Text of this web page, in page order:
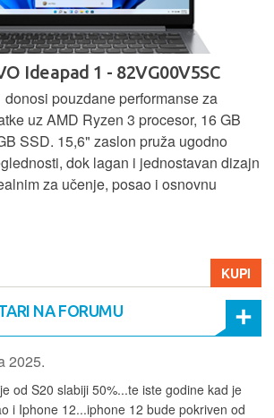
Ideapad 1 - 82VG00V5SC
pouzdane performanse za
uz AMD Ryzen 3 procesor, 16 GB
SSD. 15,6" zaslon pruža ugodno
dok lagan i jednostavan dizajn
za učenje, posao i osnovnu
KUPI
NA FORUMU
2025.
od S20 slabiji 50%...te iste godine kad je
i Iphone 12...iphone 12 bude pokriven od